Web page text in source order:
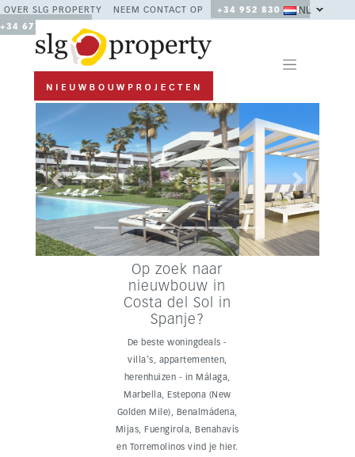
OVER SLG PROPERTY NEEM CONTACT OP
+34 952 830 378 /
+34 677 670 480
Previous Next
NL
Op zoek naar
nieuwbouw in
Costa del Sol in
Spanje?
De beste woningdeals -
villa’s, appartementen,
herenhuizen - in Málaga,
Marbella, Estepona (New
Golden Mile), Benalmádena,
Mijas, Fuengirola, Benahavís
en Torremolinos vind je hier.